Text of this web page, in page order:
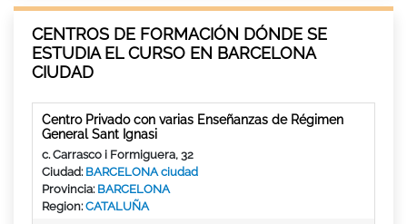
CENTROS DE FORMACIÓN DÓNDE SE
ESTUDIA EL CURSO EN BARCELONA
CIUDAD
Centro Privado con varias Enseñanzas de Régimen
General Sant Ignasi
c. Carrasco i Formiguera, 32
Ciudad: BARCELONA ciudad
Provincia: BARCELONA
Region:CATALUÑA